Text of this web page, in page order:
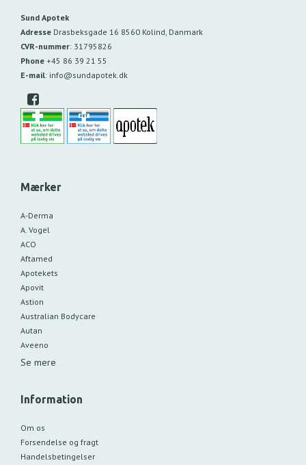
Sund Apotek
Adresse Drasbeksgade 16 8560 Kolind, Danmark
CVR-nummer: 31795826
Phone +45 86 39 21 55
E-mail: info@sundapotek.dk
Mærker
A-Derma
A. Vogel
ACO
Aftamed
Apotekets
Apovit
Astion
Australian Bodycare
Autan
Aveeno
Se mere
Information
Om os
Forsendelse og fragt
Handelsbetingelser